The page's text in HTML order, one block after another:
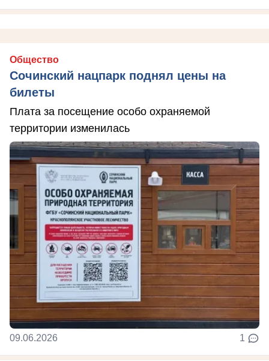
Общество
Сочинский нацпарк поднял цены на
билеты
Плата за посещение особо охраняемой
территории изменилась
09.06.2026 1